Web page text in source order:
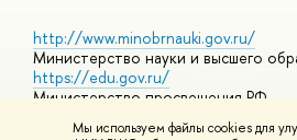
Мы используем файлы cookies для
http://www.minobrnauki.gov.ru/
Министерство науки и высшего
https://edu.gov.ru/
Министерство просвещения РФ